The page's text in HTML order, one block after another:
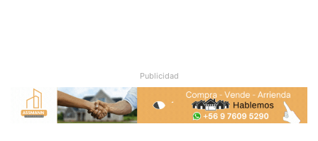
Publicidad